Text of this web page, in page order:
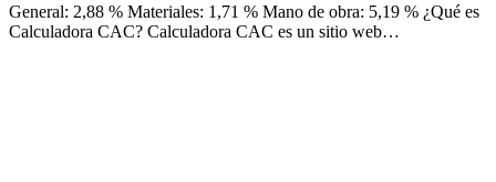
General: 2,88 % Materiales: 1,71 % Mano de obra: 5,19 % ¿Qué es
Calculadora CAC? Calculadora CAC es un sitio web…